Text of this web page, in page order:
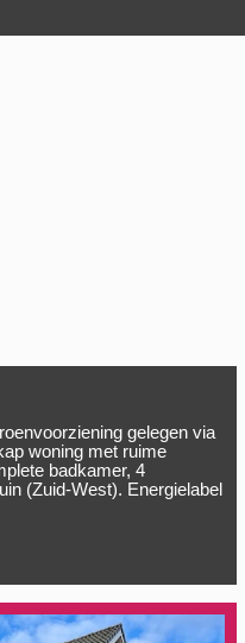
gelegen via
woning met ruime
badkamer, 4
(Zuid-West). Energielabel